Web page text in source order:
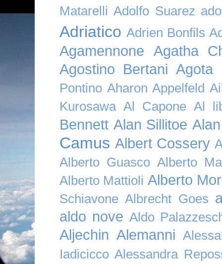
Matarelli Adolfo Suarez
Adriatico Adrien Bonfils
Agamennone
Agatha
Agostino Bertani Agota
Pontino Aharon Appelfeld
Kurosawa Al Capone Al
Bennett Alan Sillitoe
Camus Albert Cossery
Alberto Guasco Alberto
Alberto Mattioli Alberto
Schiavone Albrecht Goes
aldo nove Aldo
Aljechin Alemanni
Iadicicco Alessandra